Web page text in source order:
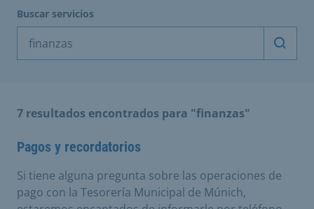
Buscar servicios
7 resultados encontrados para "finanzas"
Pagos y recordatorios
Si tiene alguna pregunta sobre las operaciones de
pago con la Tesorería Municipal de Múnich,